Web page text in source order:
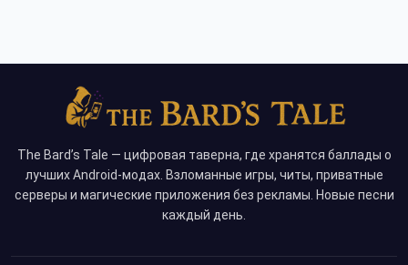
The Bard’s Tale — цифровая таверна, где хранятся баллады о
лучших Android-модах. Взломанные игры, читы, приватные
серверы и магические приложения без рекламы. Новые песни
каждый день.